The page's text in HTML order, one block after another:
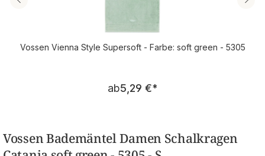
Vossen Vienna Style Supersoft - Farbe: soft green - 5305
Regulärer Preis:
ab5,29 €*
Vossen Bademäntel Damen Schalkragen